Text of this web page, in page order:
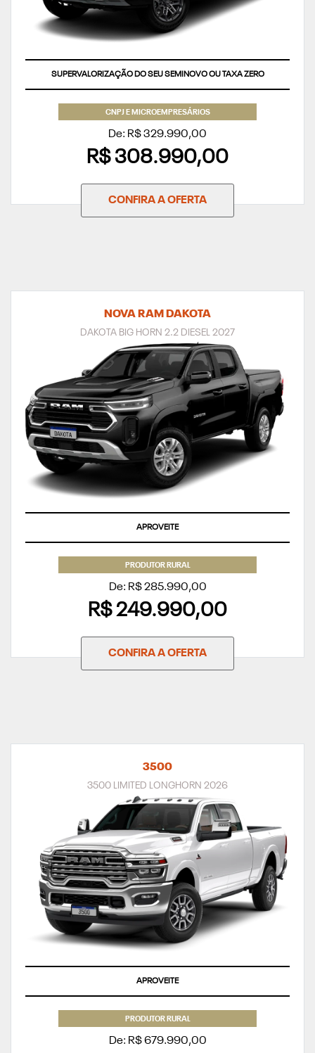
SUPERVALORIZAÇÃO DO SEU SEMINOVO OU TAXA ZERO
CNPJ E MICROEMPRESÁRIOS
De: R$ 329.990,00
R$ 308.990,00
CONFIRA A OFERTA
NOVA RAM DAKOTA
DAKOTA BIG HORN 2.2 DIESEL 2027
APROVEITE
PRODUTOR RURAL
De: R$ 285.990,00
R$ 249.990,00
CONFIRA A OFERTA
3500
3500 LIMITED LONGHORN 2026
APROVEITE
PRODUTOR RURAL
De: R$ 679.990,00